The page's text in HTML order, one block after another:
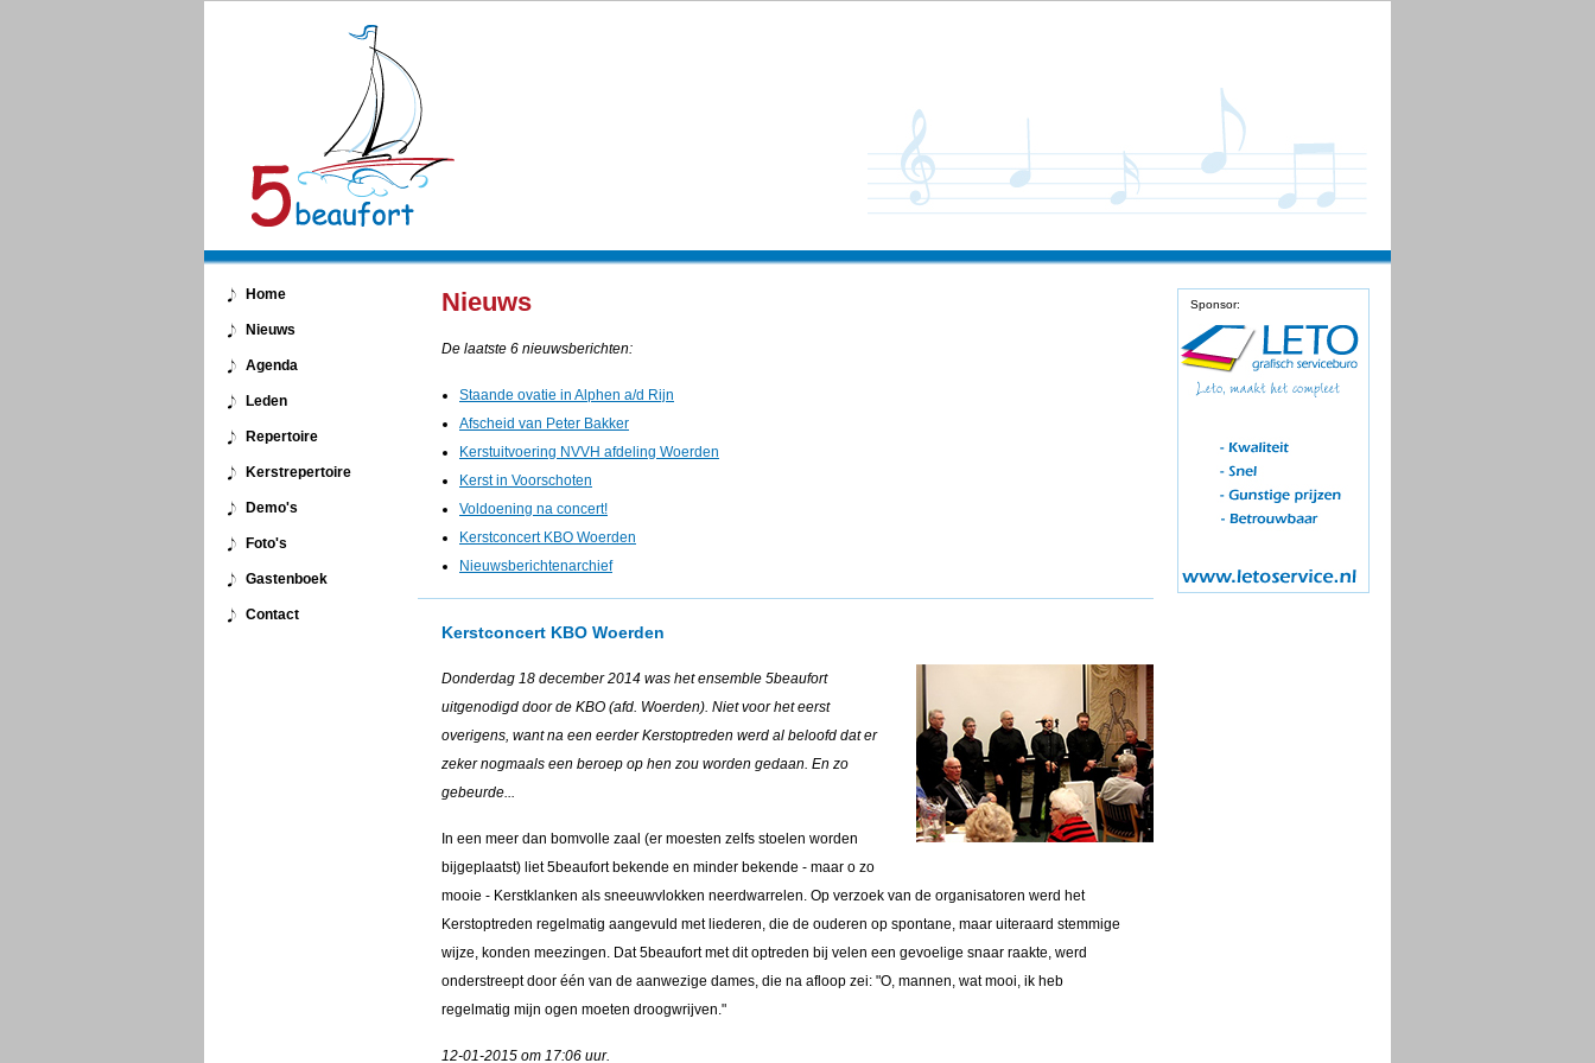
Home
Nieuws
Agenda
Leden
Repertoire
Kerstrepertoire
Demo's
Foto's
Gastenboek
Contact
Nieuws
De laatste 6 nieuwsberichten:
Staande ovatie in Alphen a/d Rijn
Afscheid van Peter Bakker
Kerstuitvoering NVVH afdeling Woerden
Kerst in Voorschoten
Voldoening na concert!
Kerstconcert KBO Woerden
Nieuwsberichtenarchief
Kerstconcert KBO Woerden
Donderdag 18 december 2014 was het ensemble 5beaufort
uitgenodigd door de KBO (afd. Woerden). Niet voor het eerst
overigens, want na een eerder Kerstoptreden werd al beloofd dat er
zeker nogmaals een beroep op hen zou worden gedaan. En zo
gebeurde...
In een meer dan bomvolle zaal (er moesten zelfs stoelen worden
bijgeplaatst) liet 5beaufort bekende en minder bekende - maar o zo
mooie - Kerstklanken als sneeuwvlokken neerdwarrelen. Op verzoek van de organisatoren werd het
Kerstoptreden regelmatig aangevuld met liederen, die de ouderen op spontane, maar uiteraard stemmige
wijze, konden meezingen. Dat 5beaufort met dit optreden bij velen een gevoelige snaar raakte, werd
onderstreept door één van de aanwezige dames, die na afloop zei: O, mannen, wat mooi, ik heb
regelmatig mijn ogen moeten droogwrijven.
12-01-2015 om 17:06 uur.
Sponsor: